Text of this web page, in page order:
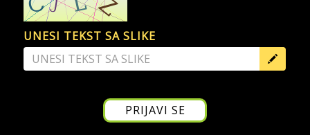
UNESI TEKST SA SLIKE